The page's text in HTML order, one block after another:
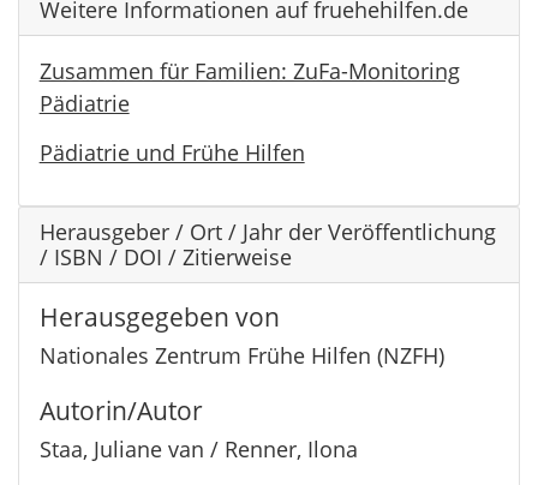
Weitere Informationen auf fruehehilfen.de
Zusammen für Familien: ZuFa-Monitoring
Pädiatrie
Pädiatrie und Frühe Hilfen
Herausgeber / Ort / Jahr der Veröffentlichung
/ ISBN / DOI / Zitierweise
Herausgegeben von
Nationales Zentrum Frühe Hilfen (NZFH)
Autorin/Autor
Staa, Juliane van / Renner, Ilona